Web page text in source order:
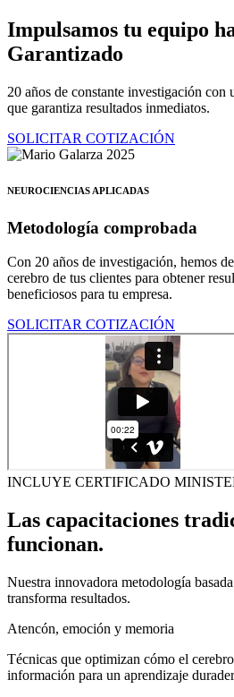
Ir
al
contenido
Impulsamos tu equipo
Garantizado
20 años de constante investigación con
que garantiza resultados inmediatos.
SOLICITAR COTIZACIÓN
NEUROCIENCIAS APLICADAS
Metodología comprobada
Con 20 años de investigación, hemos
cerebro de tus clientes para obtener
beneficiosos para tu empresa.
SOLICITAR COTIZACIÓN
INCLUYE CERTIFICADO
Las capacitaciones
funcionan.
Nuestra innovadora metodología
transforma resultados.
Atencón, emoción y memoria
Técnicas que optimizan cómo el
información para un aprendizaje